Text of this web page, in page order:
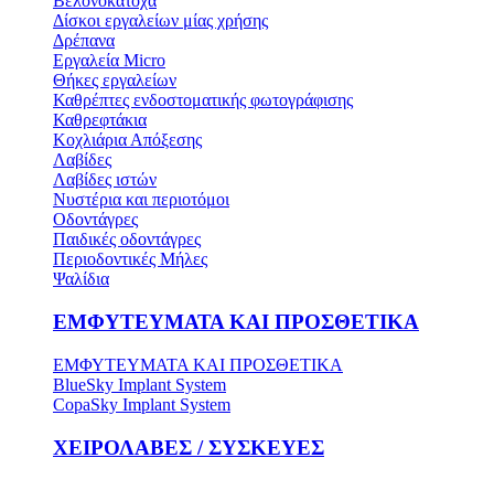
Δίσκοι εργαλείων μίας χρήσης
Δρέπανα
Εργαλεία Micro
Θήκες εργαλείων
Καθρέπτες ενδοστοματικής φωτογράφισης
Καθρεφτάκια
Κοχλιάρια Απόξεσης
Λαβίδες
Λαβίδες ιστών
Νυστέρια και περιοτόμοι
Οδοντάγρες
Παιδικές οδοντάγρες
Περιοδοντικές Μήλες
Ψαλίδια
ΕΜΦΥΤΕΥΜΑΤΑ ΚΑΙ ΠΡΟΣΘΕΤΙΚΑ
ΕΜΦΥΤΕΥΜΑΤΑ ΚΑΙ ΠΡΟΣΘΕΤΙΚΑ
BlueSky Implant System
CopaSky Implant System
ΧΕΙΡΟΛΑΒΕΣ / ΣΥΣΚΕΥΕΣ